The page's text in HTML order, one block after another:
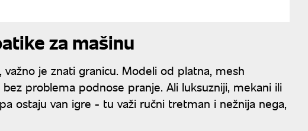
za mašinu
je znati granicu. Modeli od platna, mesh
problema podnose pranje. Ali luksuzniji, mekani ili
ostaju van igre - tu važi ručni tretman i nežnija nega,